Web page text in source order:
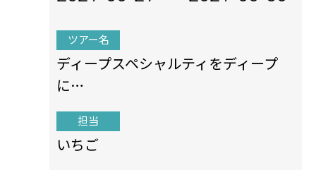
ツアー名
ディープスペシャルティをディープ
に…
担当
いちご